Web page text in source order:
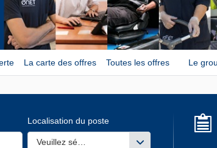
La carte des offres Toutes les offres Le
Localisation du poste
Veuillez sélectionner une ou des valeurs